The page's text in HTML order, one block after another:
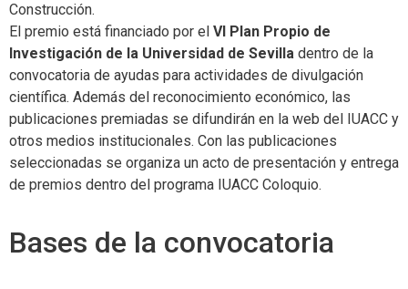
Construcción.
El premio está financiado por el VI Plan Propio de
Investigación de la Universidad de Sevilla dentro de la
convocatoria de ayudas para actividades de divulgación
científica. Además del reconocimiento económico, las
publicaciones premiadas se difundirán en la web del IUACC y
otros medios institucionales. Con las publicaciones
seleccionadas se organiza un acto de presentación y entrega
de premios dentro del programa IUACC Coloquio.
Bases de la convocatoria